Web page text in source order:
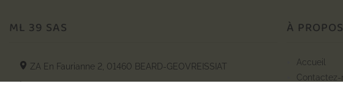
ML 39 SAS
ZA En Faurianne 2, 01460 BEARD-GEOVREISSIAT
06 80 24 37 67
À PROPOS
accueil